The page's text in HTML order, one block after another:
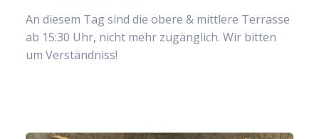
An diesem Tag sind die obere & mittlere Terrasse
ab 15:30 Uhr, nicht mehr zugänglich. Wir bitten
um Verständniss!